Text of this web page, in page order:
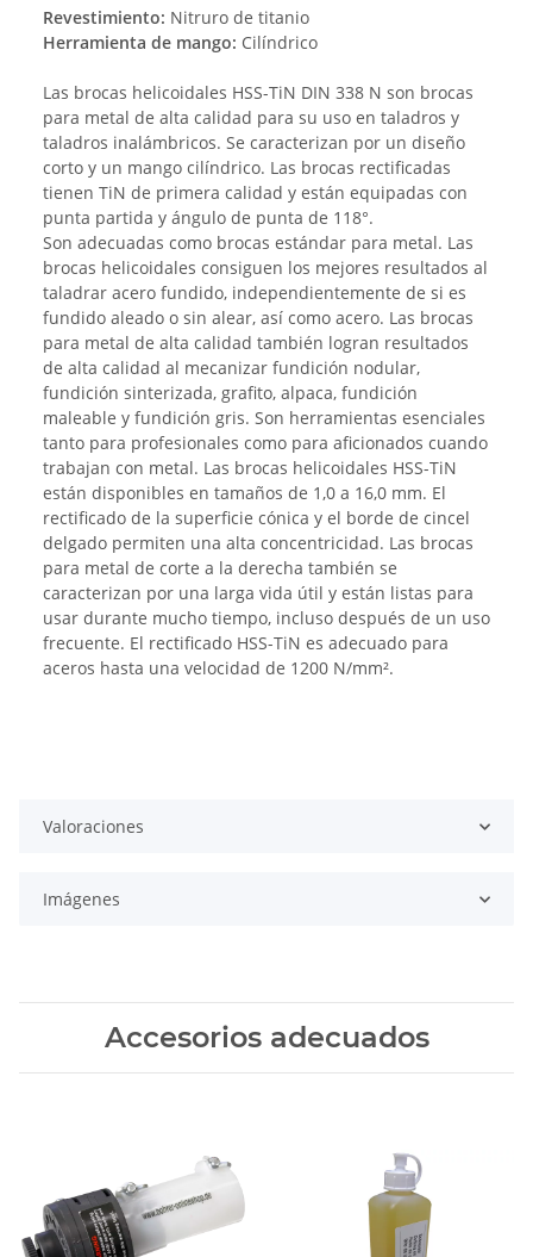
Revestimiento: Nitruro de titanio
Herramienta de mango: Cilíndrico
Las brocas helicoidales HSS-TiN DIN 338 N son brocas
para metal de alta calidad para su uso en taladros y
taladros inalámbricos. Se caracterizan por un diseño
corto y un mango cilíndrico. Las brocas rectificadas
tienen TiN de primera calidad y están equipadas con
punta partida y ángulo de punta de 118°.
Son adecuadas como brocas estándar para metal. Las
brocas helicoidales consiguen los mejores resultados al
taladrar acero fundido, independientemente de si es
fundido aleado o sin alear, así como acero. Las brocas
para metal de alta calidad también logran resultados
de alta calidad al mecanizar fundición nodular,
fundición sinterizada, grafito, alpaca, fundición
maleable y fundición gris. Son herramientas esenciales
tanto para profesionales como para aficionados cuando
trabajan con metal. Las brocas helicoidales HSS-TiN
están disponibles en tamaños de 1,0 a 16,0 mm. El
rectificado de la superficie cónica y el borde de cincel
delgado permiten una alta concentricidad. Las brocas
para metal de corte a la derecha también se
caracterizan por una larga vida útil y están listas para
usar durante mucho tiempo, incluso después de un uso
frecuente. El rectificado HSS-TiN es adecuado para
aceros hasta una velocidad de 1200 N/mm².
Valoraciones
Imágenes
Accesorios adecuados